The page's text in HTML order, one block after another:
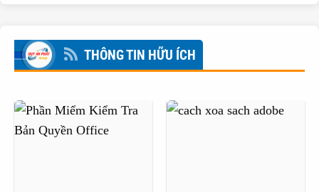
THÔNG TIN HỮU ÍCH